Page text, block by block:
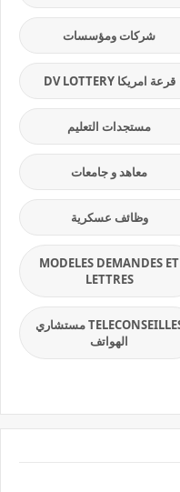
شركات ومؤسسات
قرعة امريكا DV LOTTERY
مستجدات التعليم
معاهد و جامعات
وظائف عسكرية
MODELES DEMANDES ET
LETTRES
TELECONSEILLES مستشاري
الهواتف